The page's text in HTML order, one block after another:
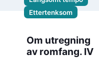
Ettertenksom
Om utregning
av romfang. IV